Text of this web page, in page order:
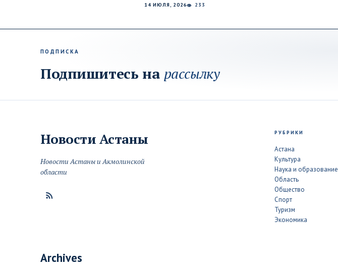
14 ИЮЛЯ, 2026👁 233
ПОДПИСКА
Подпишитесь на рассылку
Новости Астаны
Новости Астаны и Акмолинской
области
РУБРИКИ
Астана
Культура
Наука и образование
Область
Общество
Спорт
Туризм
Экономика
Archives